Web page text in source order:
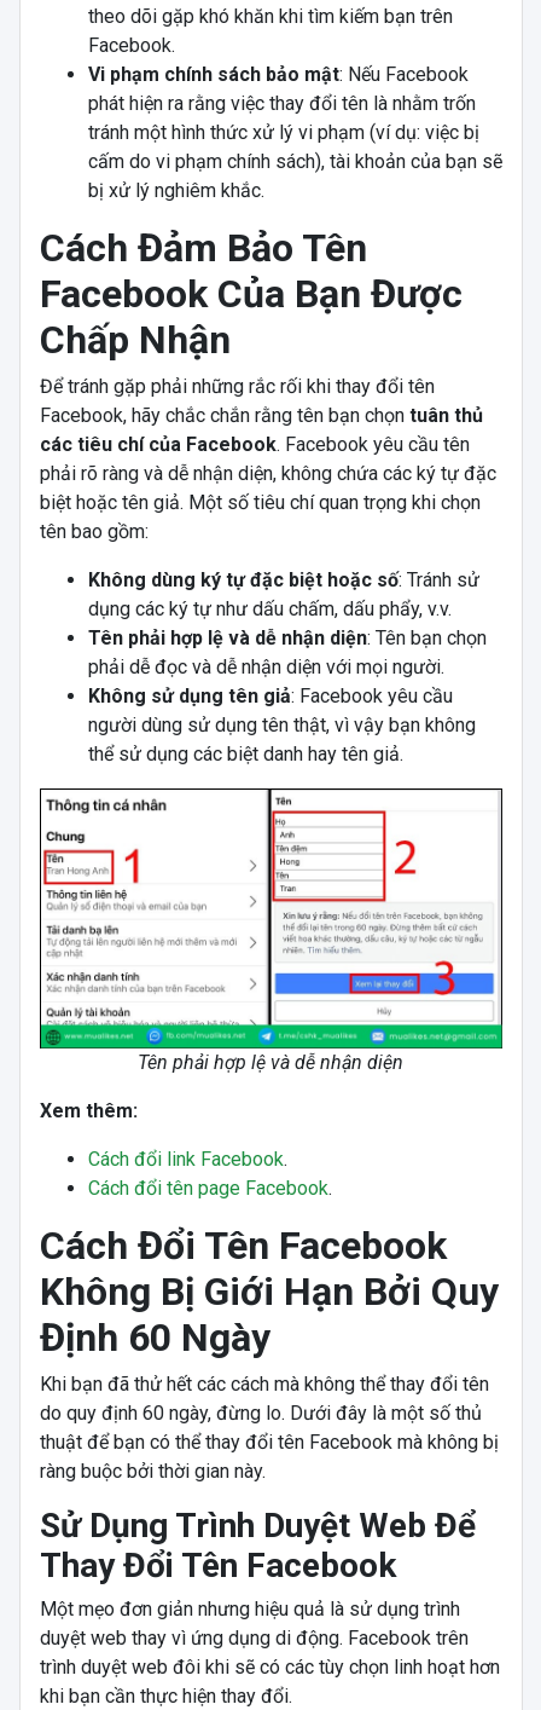
theo dõi gặp khó khăn khi tìm kiếm bạn trên
Facebook.
Vi phạm chính sách bảo mật: Nếu Facebook
phát hiện ra rằng việc thay đổi tên là nhằm trốn
tránh một hình thức xử lý vi phạm (ví dụ: việc bị
cấm do vi phạm chính sách), tài khoản của bạn sẽ
bị xử lý nghiêm khắc.
Cách Đảm Bảo Tên
Facebook Của Bạn Được
Chấp Nhận
Để tránh gặp phải những rắc rối khi thay đổi tên
Facebook, hãy chắc chắn rằng tên bạn chọn tuân thủ
các tiêu chí của Facebook. Facebook yêu cầu tên
phải rõ ràng và dễ nhận diện, không chứa các ký tự đặc
biệt hoặc tên giả. Một số tiêu chí quan trọng khi chọn
tên bao gồm:
Không dùng ký tự đặc biệt hoặc số: Tránh sử
dụng các ký tự như dấu chấm, dấu phẩy, v.v.
Tên phải hợp lệ và dễ nhận diện: Tên bạn chọn
phải dễ đọc và dễ nhận diện với mọi người.
Không sử dụng tên giả: Facebook yêu cầu
người dùng sử dụng tên thật, vì vậy bạn không
thể sử dụng các biệt danh hay tên giả.
Tên phải hợp lệ và dễ nhận diện
Xem thêm:
Cách đổi link Facebook.
Cách đổi tên page Facebook.
Cách Đổi Tên Facebook
Không Bị Giới Hạn Bởi Quy
Định 60 Ngày
Khi bạn đã thử hết các cách mà không thể thay đổi tên
do quy định 60 ngày, đừng lo. Dưới đây là một số thủ
thuật để bạn có thể thay đổi tên Facebook mà không bị
ràng buộc bởi thời gian này.
Sử Dụng Trình Duyệt Web Để
Thay Đổi Tên Facebook
Một mẹo đơn giản nhưng hiệu quả là sử dụng trình
duyệt web thay vì ứng dụng di động. Facebook trên
trình duyệt web đôi khi sẽ có các tùy chọn linh hoạt hơn
khi bạn cần thực hiện thay đổi.